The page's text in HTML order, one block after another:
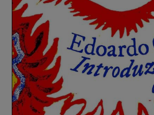
Archeologie del
presente
Fumetti
Libro & Film
Pulp for kids
Opera prima